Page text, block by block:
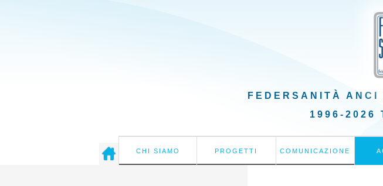
FEDERSANITÀ ANCI
1996-2026
CHI SIAMO PROGETTI COMUNICAZIONE